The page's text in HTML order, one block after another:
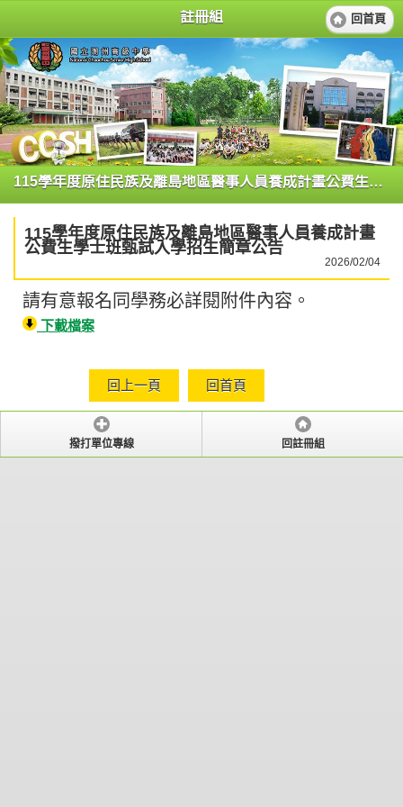
註冊組 回首頁
115學年度原住民族及離島地區醫事人員養成計畫公費生學士班甄試入學招生簡章公告
115學年度原住民族及離島地區醫事人員養成計畫
公費生學士班甄試入學招生簡章公告
2026/02/04
請有意報名同學務必詳閱附件內容。
下載檔案
回上一頁 回首頁
撥打單位專線 回註冊組